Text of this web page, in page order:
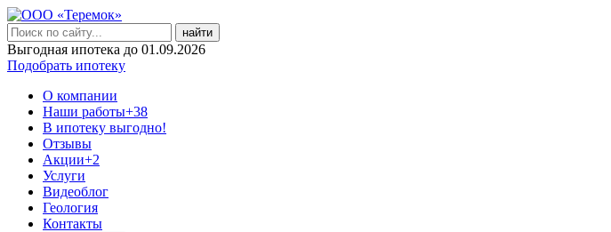
найти
Выгодная ипотека до 01.09.2026
Подобрать ипотеку
О компании
Наши работы+38
В ипотеку выгодно!
Отзывы
Акции+2
Услуги
Видеоблог
Геология
Контакты